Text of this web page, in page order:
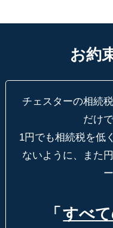
お約
チェスターの相続
だけ
1円でも相続税を低
ないように、
また
「 すべ